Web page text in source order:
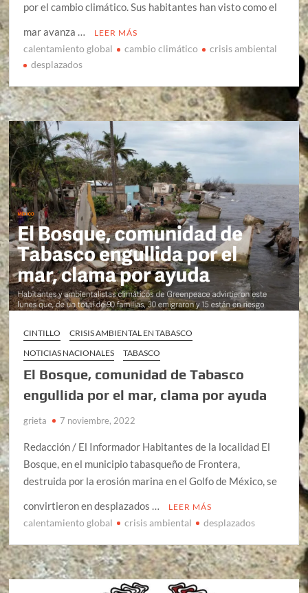
por el cambio climático. Sus habitantes han visto como el
mar avanza …
LEER MÁS
calentamiento global cambio climático
crisis ambiental
desplazados
CINTILLO
CRISIS AMBIENTAL EN TABASCO
NOTICIAS NACIONALES
TABASCO
El Bosque, comunidad de Tabasco
engullida por el mar, clama por ayuda
grieta 7 noviembre, 2022
Redacción / El Informador Habitantes de la localidad El
Bosque, en el municipio tabasqueño de Frontera,
destruida por la erosión marina en el Golfo de México, se
convirtieron en desplazados …
LEER MÁS
calentamiento global crisis ambiental desplazados